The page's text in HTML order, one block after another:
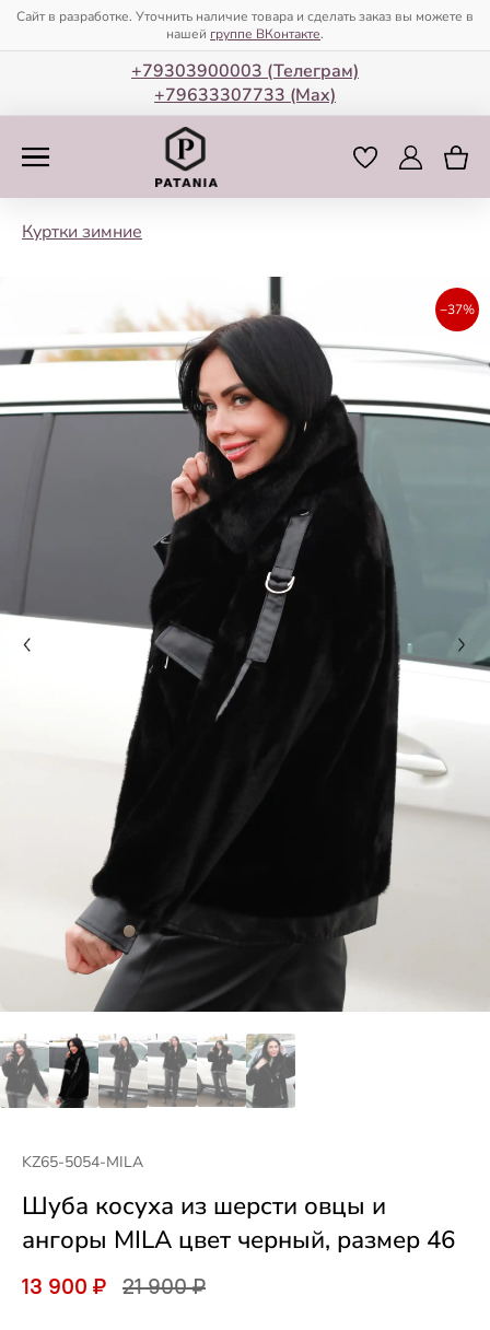
Сайт в разработке. Уточнить наличие товара и сделать заказ вы можете в
нашей группе ВКонтакте.
+79303900003 (Телеграм)
+79633307733 (Мax)
Куртки зимние
−37%
KZ65-5054-MILA
Шуба косуха из шерсти овцы и
ангоры MILA цвет черный, размер 46
13 900 ₽ 21 900 ₽